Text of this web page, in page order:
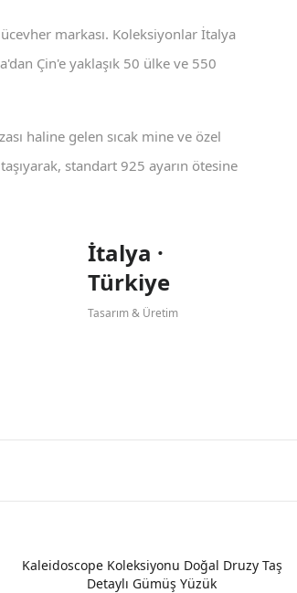
markası. Koleksiyonlar İtalya
Çin'e yaklaşık 50 ülke ve 550
haline gelen sıcak mine ve özel
standart 925 ayarın ötesine
İtalya ·
Türkiye
Tasarım & Üretim
Kaleidoscope Koleksiyonu Doğal Druzy Taş
Detaylı Gümüş Yüzük